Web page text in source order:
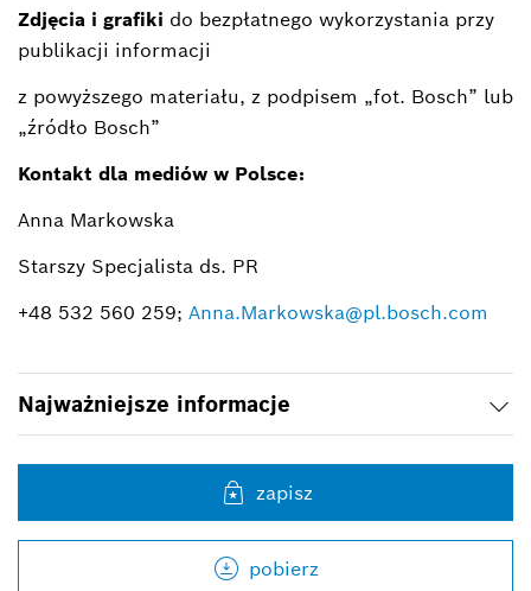
Zdjęcia i grafiki do bezpłatnego wykorzystania przy
publikacji informacji
z powyższego materiału, z podpisem „fot. Bosch” lub
„źródło Bosch”
Kontakt dla mediów w Polsce:
Anna Markowska
Starszy Specjalista ds. PR
+48 532 560 259; Anna.Markowska@pl.bosch.com
Najważniejsze informacje
zapisz
pobierz